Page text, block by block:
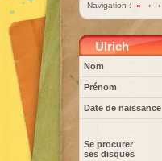
Navigation : « ‹ ›
Ulrich
Nom
Prénom
Date de naissance
Se procurer
ses disques